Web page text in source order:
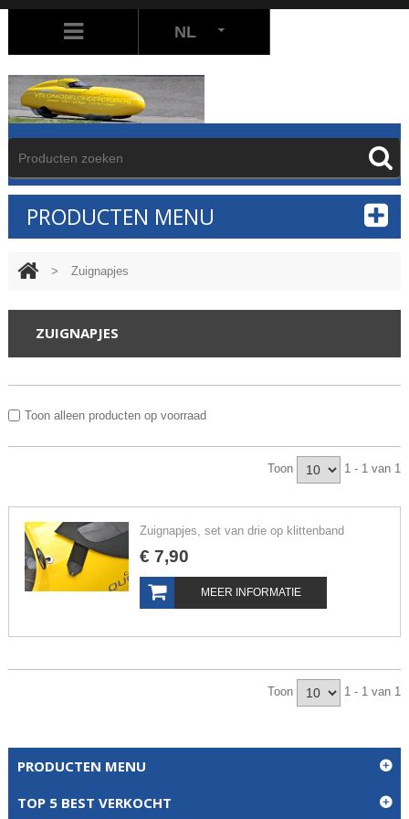
NL
PRODUCTEN MENU
> Zuignapjes
ZUIGNAPJES
Toon alleen producten op voorraad
Toon 1 - 1 van 1
Zuignapjes, set van drie op klittenband
€ 7,90
MEER INFORMATIE
Toon 1 - 1 van 1
PRODUCTEN MENU
TOP 5 BEST VERKOCHT